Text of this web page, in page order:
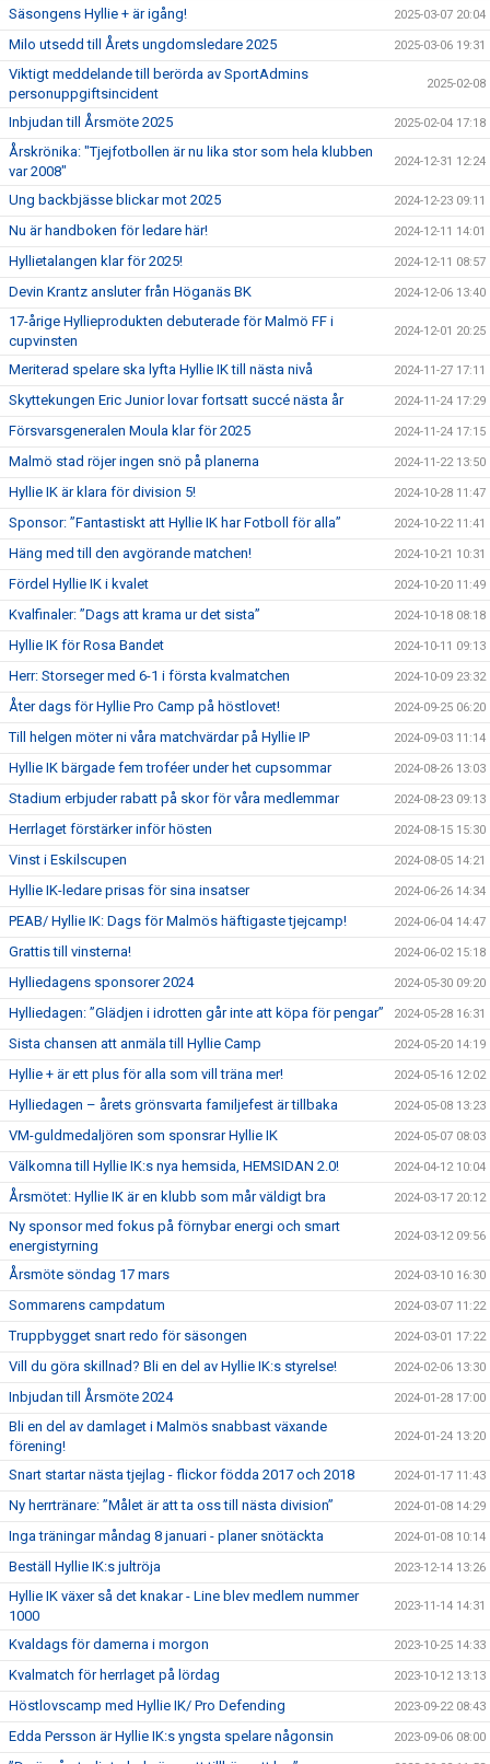
Säsongens Hyllie + är igång! 2025-03-07 20:04
Milo utsedd till Årets ungdomsledare 2025 2025-03-06 19:31
Viktigt meddelande till berörda av SportAdmins
personuppgiftsincident
2025-02-08
Inbjudan till Årsmöte 2025 2025-02-04 17:18
Årskrönika: "Tjejfotbollen är nu lika stor som hela klubben
var 2008"
2024-12-31 12:24
Ung backbjässe blickar mot 2025 2024-12-23 09:11
Nu är handboken för ledare här! 2024-12-11 14:01
Hyllietalangen klar för 2025! 2024-12-11 08:57
Devin Krantz ansluter från Höganäs BK 2024-12-06 13:40
17-årige Hyllieprodukten debuterade för Malmö FF i
cupvinsten
2024-12-01 20:25
Meriterad spelare ska lyfta Hyllie IK till nästa nivå 2024-11-27 17:11
Skyttekungen Eric Junior lovar fortsatt succé nästa år 2024-11-24 17:29
Försvarsgeneralen Moula klar för 2025 2024-11-24 17:15
Malmö stad röjer ingen snö på planerna 2024-11-22 13:50
Hyllie IK är klara för division 5! 2024-10-28 11:47
Sponsor: ”Fantastiskt att Hyllie IK har Fotboll för alla” 2024-10-22 11:41
Häng med till den avgörande matchen! 2024-10-21 10:31
Fördel Hyllie IK i kvalet 2024-10-20 11:49
Kvalfinaler: ”Dags att krama ur det sista” 2024-10-18 08:18
Hyllie IK för Rosa Bandet 2024-10-11 09:13
Herr: Storseger med 6-1 i första kvalmatchen 2024-10-09 23:32
Åter dags för Hyllie Pro Camp på höstlovet! 2024-09-25 06:20
Till helgen möter ni våra matchvärdar på Hyllie IP 2024-09-03 11:14
Hyllie IK bärgade fem troféer under het cupsommar 2024-08-26 13:03
Stadium erbjuder rabatt på skor för våra medlemmar 2024-08-23 09:13
Herrlaget förstärker inför hösten 2024-08-15 15:30
Vinst i Eskilscupen 2024-08-05 14:21
Hyllie IK-ledare prisas för sina insatser 2024-06-26 14:34
PEAB/ Hyllie IK: Dags för Malmös häftigaste tjejcamp! 2024-06-04 14:47
Grattis till vinsterna! 2024-06-02 15:18
Hylliedagens sponsorer 2024 2024-05-30 09:20
Hylliedagen: ”Glädjen i idrotten går inte att köpa för pengar” 2024-05-28 16:31
Sista chansen att anmäla till Hyllie Camp 2024-05-20 14:19
Hyllie + är ett plus för alla som vill träna mer! 2024-05-16 12:02
Hylliedagen – årets grönsvarta familjefest är tillbaka 2024-05-08 13:23
VM-guldmedaljören som sponsrar Hyllie IK 2024-05-07 08:03
Välkomna till Hyllie IK:s nya hemsida, HEMSIDAN 2.0! 2024-04-12 10:04
Årsmötet: Hyllie IK är en klubb som mår väldigt bra 2024-03-17 20:12
Ny sponsor med fokus på förnybar energi och smart
energistyrning
2024-03-12 09:56
Årsmöte söndag 17 mars 2024-03-10 16:30
Sommarens campdatum 2024-03-07 11:22
Truppbygget snart redo för säsongen 2024-03-01 17:22
Vill du göra skillnad? Bli en del av Hyllie IK:s styrelse! 2024-02-06 13:30
Inbjudan till Årsmöte 2024 2024-01-28 17:00
Bli en del av damlaget i Malmös snabbast växande
förening!
2024-01-24 13:20
Snart startar nästa tjejlag - flickor födda 2017 och 2018 2024-01-17 11:43
Ny herrtränare: ”Målet är att ta oss till nästa division” 2024-01-08 14:29
Inga träningar måndag 8 januari - planer snötäckta 2024-01-08 10:14
Beställ Hyllie IK:s jultröja 2023-12-14 13:26
Hyllie IK växer så det knakar - Line blev medlem nummer
1000
2023-11-14 14:31
Kvaldags för damerna i morgon 2023-10-25 14:33
Kvalmatch för herrlaget på lördag 2023-10-12 13:13
Höstlovscamp med Hyllie IK/ Pro Defending 2023-09-22 08:43
Edda Persson är Hyllie IK:s yngsta spelare någonsin 2023-09-06 08:00